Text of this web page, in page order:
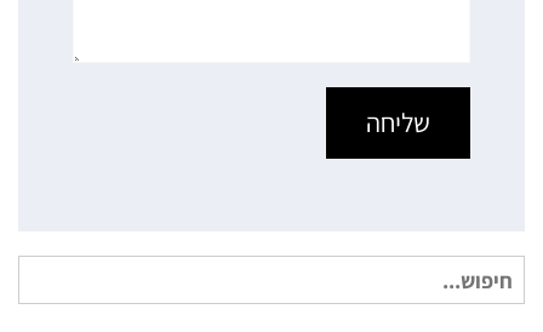
חיפוש
עבור: